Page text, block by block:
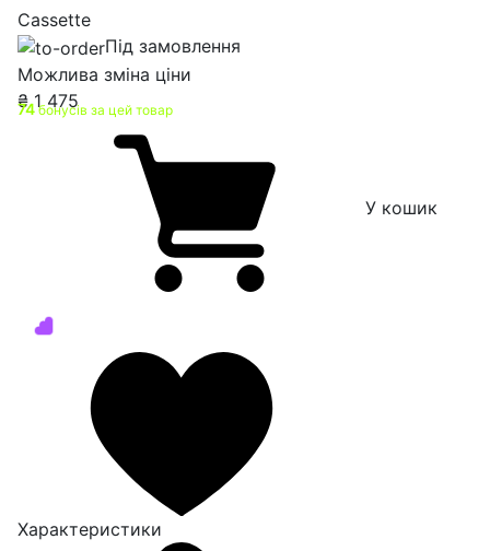
Cassette
Під замовлення
Можлива зміна ціни
₴1 475
74бонусів за цей товар
У кошик
Характеристики